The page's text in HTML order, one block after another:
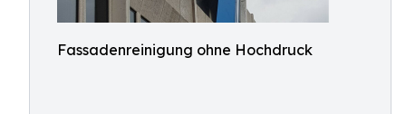
Fassadenreinigung ohne Hochdruck